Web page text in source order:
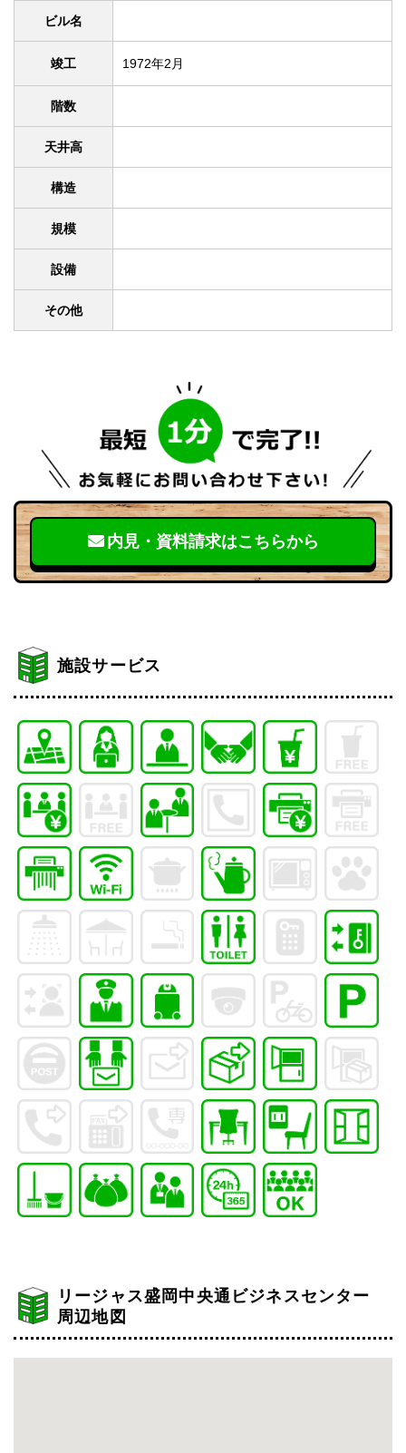
ビル名
竣工 1972年2月
階数
天井高
構造
規模
設備
その他
内見・資料請求はこちらから
施設サービス
リージャス盛岡中央通ビジネスセンター
周辺地図